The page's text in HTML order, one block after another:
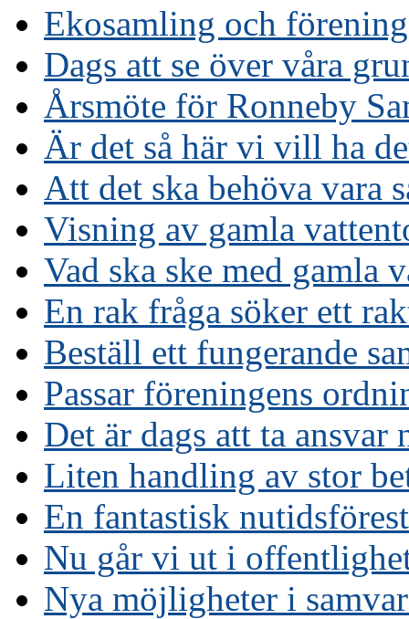
Ekosamling och
Dags att se över våra
Årsmöte för Ronneby
Är det så här vi vill ha
Att det ska behöva vara
Visning av gamla
Vad ska ske med gamla
En rak fråga söker ett
Beställ ett fungerande
Passar föreningens
Det är dags att ta ansvar
Liten handling av stor
En fantastisk
Nu går vi ut i
Nya möjligheter i